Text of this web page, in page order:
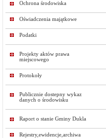
Ochrona środowiska
Oświadczenia majątkowe
Podatki
Projekty aktów prawa
miejscowego
Protokoły
Publicznie dostepny wykaz
danych o środowisku
Raport o stanie Gminy Dukla
Rejestry,ewidencje,archiwa